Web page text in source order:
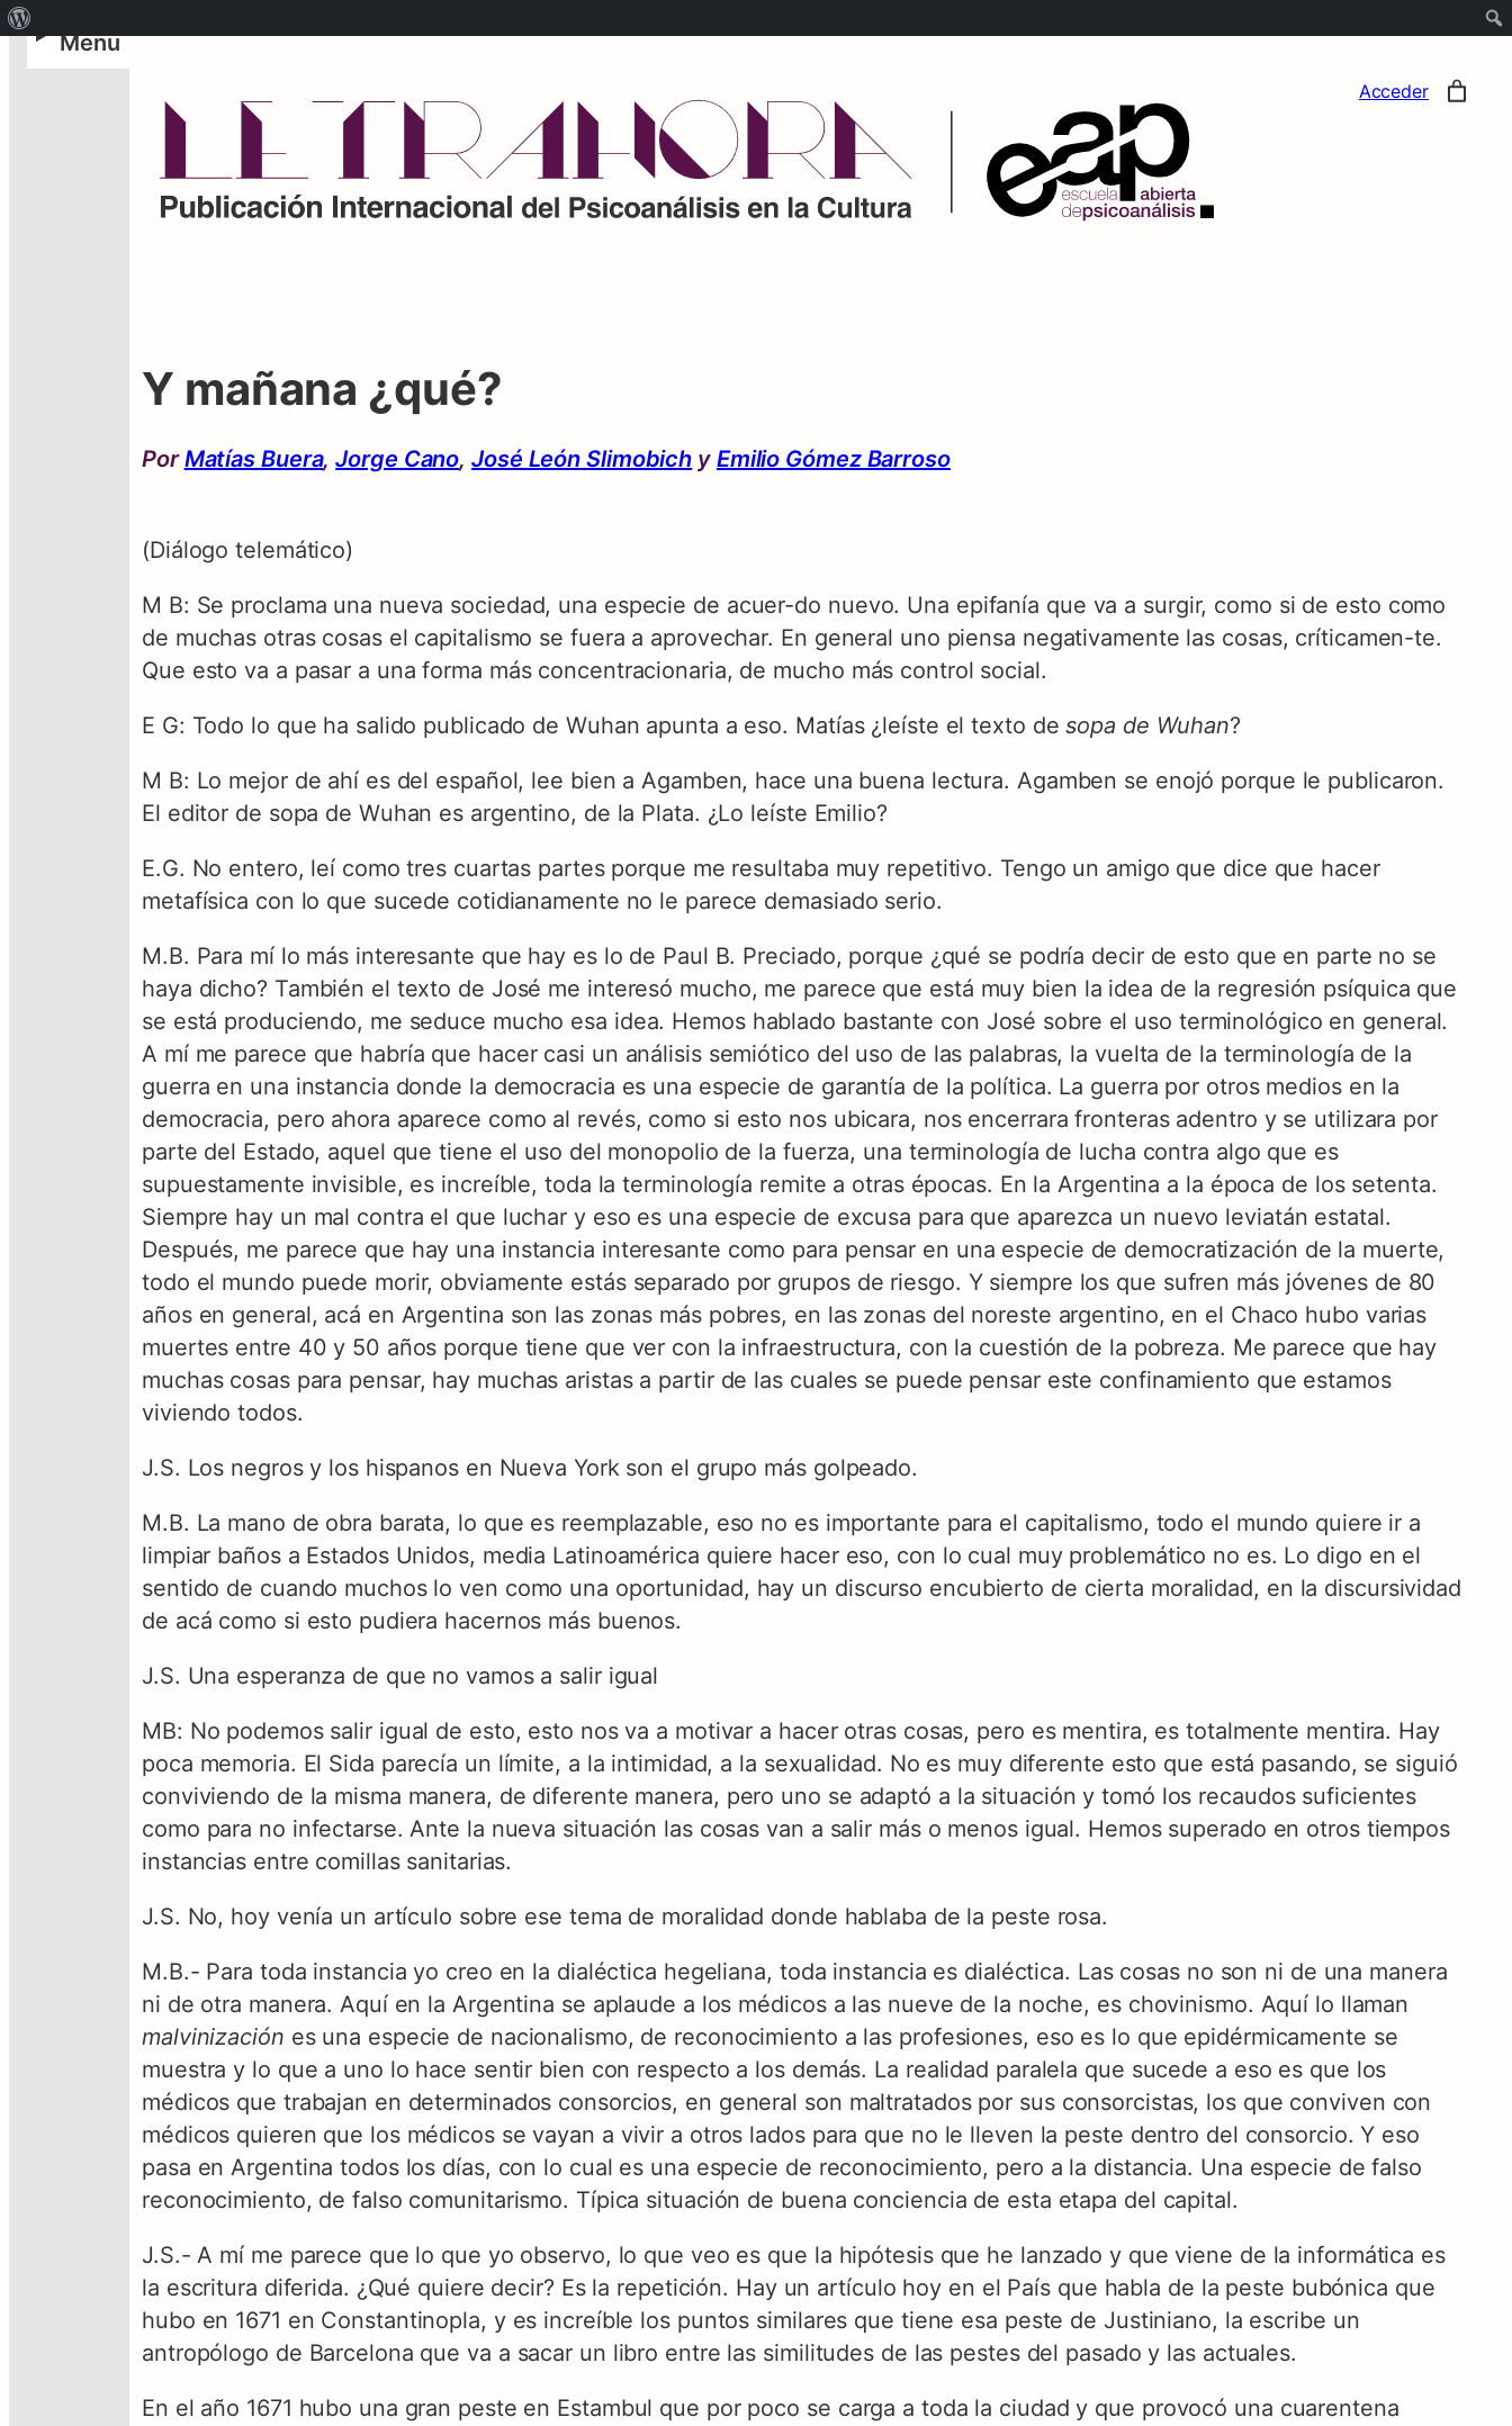
Menu
Acceder
Y mañana ¿qué?
PorMatías Buera,Jorge Cano,José León Slimobich y Emilio Gómez Barroso
(Diálogo telemático)
M B: Se proclama una nueva sociedad, una especie de acuer-do nuevo. Una epifanía que va a surgir, como si de esto como
de muchas otras cosas el capitalismo se fuera a aprovechar. En general uno piensa negativamente las cosas, críticamen-te.
Que esto va a pasar a una forma más concentracionaria, de mucho más control social.
E G: Todo lo que ha salido publicado de Wuhan apunta a eso. Matías ¿leíste el texto desopa de Wuhan?
M B: Lo mejor de ahí es del español, lee bien a Agamben, hace una buena lectura. Agamben se enojó porque le publicaron.
El editor de sopa de Wuhan es argentino, de la Plata. ¿Lo leíste Emilio?
E.G. No entero, leí como tres cuartas partes porque me resultaba muy repetitivo. Tengo un amigo que dice que hacer
metafísica con lo que sucede cotidianamente no le parece demasiado serio.
M.B. Para mí lo más interesante que hay es lo de Paul B. Preciado, porque ¿qué se podría decir de esto que en parte no se
haya dicho? También el texto de José me interesó mucho, me parece que está muy bien la idea de la regresión psíquica que
se está produciendo, me seduce mucho esa idea. Hemos hablado bastante con José sobre el uso terminológico en general.
A mí me parece que habría que hacer casi un análisis semiótico del uso de las palabras, la vuelta de la terminología de la
guerra en una instancia donde la democracia es una especie de garantía de la política. La guerra por otros medios en la
democracia, pero ahora aparece como al revés, como si esto nos ubicara, nos encerrara fronteras adentro y se utilizara por
parte del Estado, aquel que tiene el uso del monopolio de la fuerza, una terminología de lucha contra algo que es
supuestamente invisible, es increíble, toda la terminología remite a otras épocas. En la Argentina a la época de los setenta.
Siempre hay un mal contra el que luchar y eso es una especie de excusa para que aparezca un nuevo leviatán estatal.
Después, me parece que hay una instancia interesante como para pensar en una especie de democratización de la muerte,
todo el mundo puede morir, obviamente estás separado por grupos de riesgo. Y siempre los que sufren más jóvenes de 80
años en general, acá en Argentina son las zonas más pobres, en las zonas del noreste argentino, en el Chaco hubo varias
muertes entre 40 y 50 años porque tiene que ver con la infraestructura, con la cuestión de la pobreza. Me parece que hay
muchas cosas para pensar, hay muchas aristas a partir de las cuales se puede pensar este confinamiento que estamos
viviendo todos.
J.S. Los negros y los hispanos en Nueva York son el grupo más golpeado.
M.B. La mano de obra barata, lo que es reemplazable, eso no es importante para el capitalismo, todo el mundo quiere ir a
limpiar baños a Estados Unidos, media Latinoamérica quiere hacer eso, con lo cual muy problemático no es. Lo digo en el
sentido de cuando muchos lo ven como una oportunidad, hay un discurso encubierto de cierta moralidad, en la discursividad
de acá como si esto pudiera hacernos más buenos.
J.S. Una esperanza de que no vamos a salir igual
MB: No podemos salir igual de esto, esto nos va a motivar a hacer otras cosas, pero es mentira, es totalmente mentira. Hay
poca memoria. El Sida parecía un límite, a la intimidad, a la sexualidad. No es muy diferente esto que está pasando, se siguió
conviviendo de la misma manera, de diferente manera, pero uno se adaptó a la situación y tomó los recaudos suficientes
como para no infectarse. Ante la nueva situación las cosas van a salir más o menos igual. Hemos superado en otros tiempos
instancias entre comillas sanitarias.
J.S. No, hoy venía un artículo sobre ese tema de moralidad donde hablaba de la peste rosa.
M.B.- Para toda instancia yo creo en la dialéctica hegeliana, toda instancia es dialéctica. Las cosas no son ni de una manera
ni de otra manera. Aquí en la Argentina se aplaude a los médicos a las nueve de la noche, es chovinismo. Aquí lo llaman
malvinización es una especie de nacionalismo, de reconocimiento a las profesiones, eso es lo que epidérmicamente se
muestra y lo que a uno lo hace sentir bien con respecto a los demás. La realidad paralela que sucede a eso es que los
médicos que trabajan en determinados consorcios, en general son maltratados por sus consorcistas, los que conviven con
médicos quieren que los médicos se vayan a vivir a otros lados para que no le lleven la peste dentro del consorcio. Y eso
pasa en Argentina todos los días, con lo cual es una especie de reconocimiento, pero a la distancia. Una especie de falso
reconocimiento, de falso comunitarismo. Típica situación de buena conciencia de esta etapa del capital.
J.S.- A mí me parece que lo que yo observo, lo que veo es que la hipótesis que he lanzado y que viene de la informática es
la escritura diferida. ¿Qué quiere decir? Es la repetición. Hay un artículo hoy en el País que habla de la peste bubónica que
hubo en 1671 en Constantinopla, y es increíble los puntos similares que tiene esa peste de Justiniano, la escribe un
antropólogo de Barcelona que va a sacar un libro entre las similitudes de las pestes del pasado y las actuales.
En el año 1671 hubo una gran peste en Estambul que por poco se carga a toda la ciudad y que provocó una cuarentena